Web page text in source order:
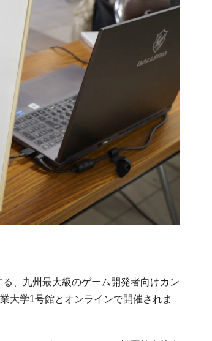
、九州最大級のゲーム開発者向けカン
大学1号館とオンラインで開催されま